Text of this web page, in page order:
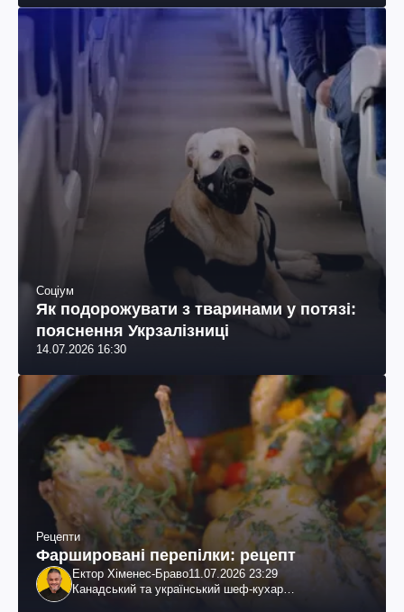
Соціум
Як подорожувати з тваринами у потязі:
пояснення Укрзалізниці
14.07.2026 16:30
Рецепти
Фаршировані перепілки: рецепт
Ектор Хіменес-Браво11.07.2026 23:29
Канадський та український шеф-кухар